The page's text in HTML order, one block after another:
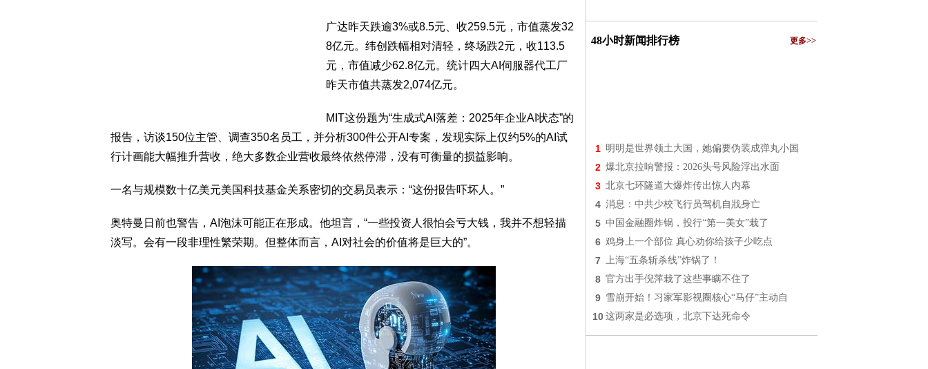
广达昨天跌逾3%或8.5元、收259.5元，市值蒸发32
8亿元。纬创跌幅相对清轻，终场跌2元，收113.5
元，市值减少62.8亿元。统计四大AI伺服器代工厂
昨天市值共蒸发2,074亿元。
MIT这份题为“生成式AI落差：2025年企业AI状态”的
报告，访谈150位主管、调查350名员工，并分析300件公开AI专案，发现实际上仅约5%的AI试
行计画能大幅推升营收，绝大多数企业营收最终依然停滞，没有可衡量的损益影响。
一名与规模数十亿美元美国科技基金关系密切的交易员表示：“这份报告吓坏人。”
奥特曼日前也警告，AI泡沫可能正在形成。他坦言，“一些投资人很怕会亏大钱，我并不想轻描
淡写。会有一段非理性繁荣期。但整体而言，AI对社会的价值将是巨大的”。
48小时新闻排行榜 更多>>
1 明明是世界领土大国，她偏要伪装成弹丸小国
2 爆北京拉响警报：2026头号风险浮出水面
3 北京七环隧道大爆炸传出惊人内幕
4 消息：中共少校飞行员驾机自戕身亡
5 中国金融圈炸锅，投行“第一美女”栽了
6 鸡身上一个部位 真心劝你给孩子少吃点
7 上海“五条斩杀线”炸锅了！
8 官方出手倪萍栽了这些事瞒不住了
9 雪崩开始！习家军影视圈核心“马仔”主动自
10 这两家是必选项，北京下达死命令